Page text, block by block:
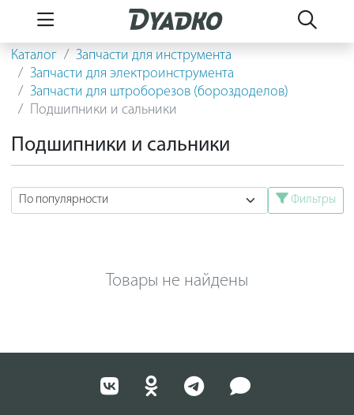
Каталог
Запчасти для инструмента
Запчасти для электроинструмента
Запчасти для штроборезов (бороздоделов)
Подшипники и сальники
Подшипники и сальники
Фильтры
Товары не найдены